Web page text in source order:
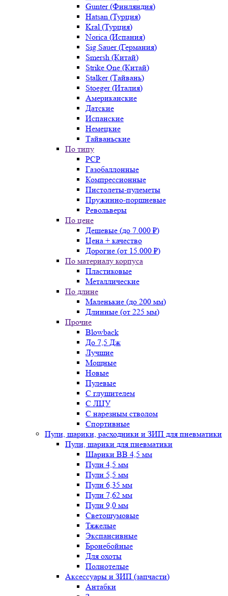
Gunter (Финляндия)
Hatsan (Турция)
Kral (Турция)
Norica (Испания)
Sig Sauer (Германия)
Smersh (Китай)
Strike One (Китай)
Stalker (Тайвань)
Stoeger (Италия)
Американские
Датские
Испанские
Немецкие
Тайваньские
По типу
PCP
Газобаллонные
Компрессионные
Пистолеты-пулеметы
Пружинно-поршневые
Револьверы
По цене
Дешевые (до 7.000 ₽)
Цена + качество
Дорогие (от 15.000 ₽)
По материалу корпуса
Пластиковые
Металлические
По длине
Маленькие (до 200 мм)
Длинные (от 225 мм)
Прочие
Blowback
До 7,5 Дж
Лучшие
Мощные
Новые
Пулевые
С глушителем
С ЛЦУ
С нарезным стволом
Спортивные
Пули, шарики, расходники и ЗИП для пневматики
Пули, шарики для пневматики
Шарики BB 4,5 мм
Пули 4,5 мм
Пули 5,5 мм
Пули 6,35 мм
Пули 7,62 мм
Пули 9,0 мм
Светошумовые
Тяжелые
Экспансивные
Бронебойные
Для охоты
Полнотелые
Аксессуары и ЗИП (запчасти)
Антабки